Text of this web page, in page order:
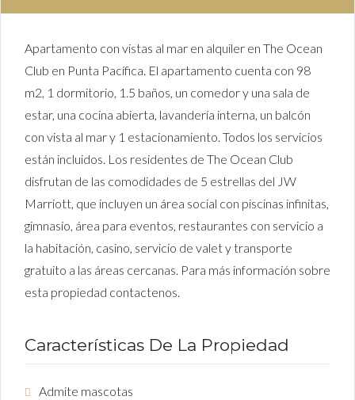
Apartamento con vistas al mar en alquiler en The Ocean
Club en Punta Pacífica. El apartamento cuenta con 98
m2, 1 dormitorio, 1.5 baños, un comedor y una sala de
estar, una cocina abierta, lavandería interna, un balcón
con vista al mar y 1 estacionamiento. Todos los servicios
están incluidos. Los residentes de The Ocean Club
disfrutan de las comodidades de 5 estrellas del JW
Marriott, que incluyen un área social con piscinas infinitas,
gimnasio, área para eventos, restaurantes con servicio a
la habitación, casino, servicio de valet y transporte
gratuito a las áreas cercanas. Para más información sobre
esta propiedad contactenos.
Características De La Propiedad
Admite mascotas